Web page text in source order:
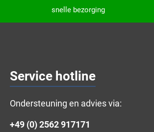
snelle bezorging
Service hotline
Ondersteuning en advies via:
+49 (0) 2562 917171